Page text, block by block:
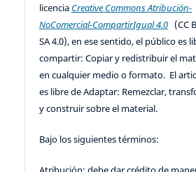
licencia Creative Commons Atribución-
NoComercial-CompartirIgual 4.0 (CC
SA 4.0), en ese sentido, el público es
compartir: Copiar y redistribuir el
en cualquier medio o formato. El
es libre de Adaptar: Remezclar,
y construir sobre el material.
Bajo los siguientes términos: